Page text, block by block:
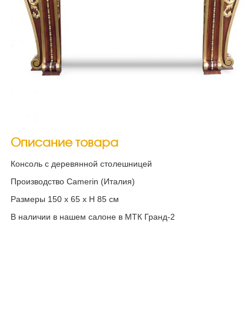
Описание товара
Консоль с деревянной столешницей
Производство Camerin (Италия)
Размеры 150 х 65 х Н 85 см
В наличии в нашем салоне в МТК Гранд-2